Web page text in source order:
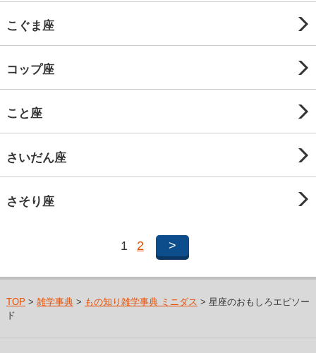
こぐま座
コップ座
こと座
さいだん座
さそり座
1 2 >
TOP > 雑学事典> もの知り雑学事典 ミニダス > 星座のおもしろエピソー
ド